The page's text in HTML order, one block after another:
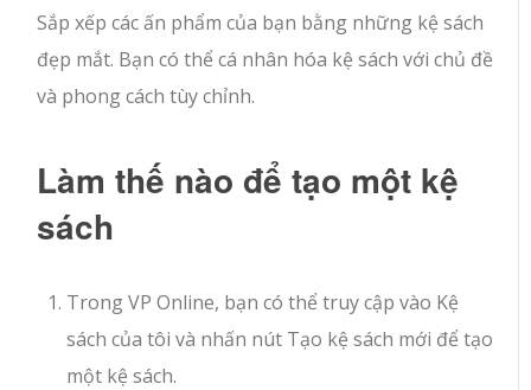
Sắp xếp các ấn phẩm của bạn bằng những kệ sách
đẹp mắt. Bạn có thể cá nhân hóa kệ sách với chủ đề
và phong cách tùy chỉnh.
Làm thế nào để tạo một kệ
sách
Trong VP Online, bạn có thể truy cập vào Kệ
sách của tôi và nhấn nút Tạo kệ sách mới để tạo
một kệ sách.